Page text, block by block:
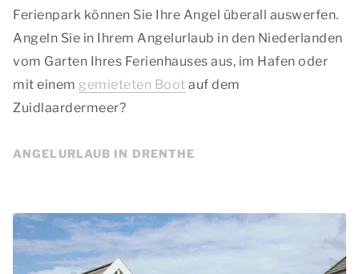
Ferienpark können Sie Ihre Angel überall auswerfen.
Angeln Sie in Ihrem Angelurlaub in den Niederlanden
vom Garten Ihres Ferienhauses aus, im Hafen oder
mit einem gemieteten Boot auf dem
Zuidlaardermeer?
ANGELURLAUB IN DRENTHE